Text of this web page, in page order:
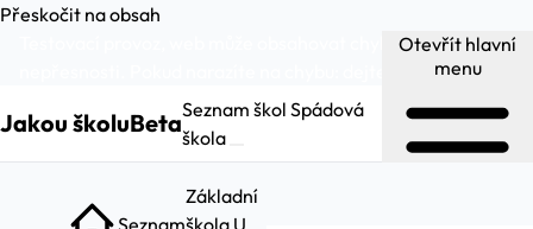
Přeskočit na obsah
Testovací provoz, web může obsahovat chyby a
dejte nám vědět.
Jakou školuBetaSeznam škol Spádová
škola
Otevřít hlavní
menu
Seznam
Základní
škola U